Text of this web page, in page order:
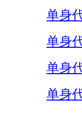
单身
单身
单身
单身